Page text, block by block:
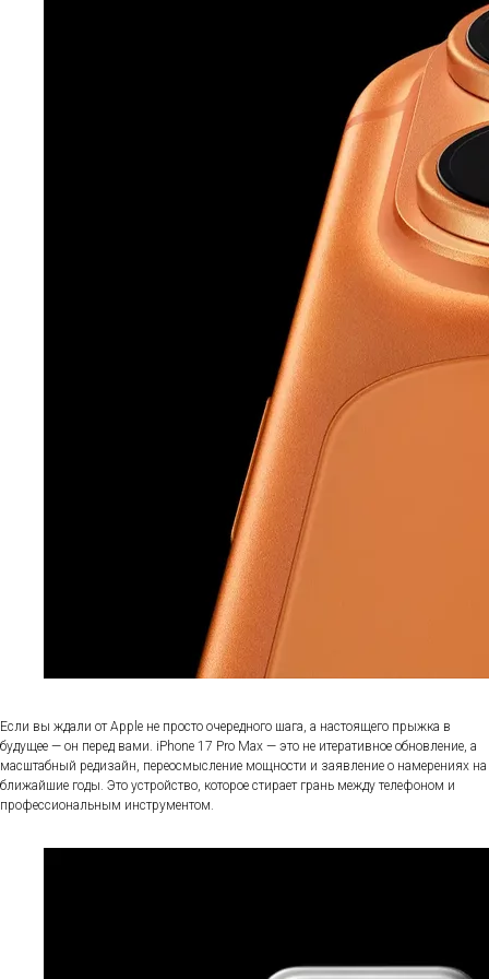
Если вы ждали от Apple не просто очередного шага, а настоящего прыжка в
будущее — он перед вами. iPhone 17 Pro Max — это не итеративное обновление, а
масштабный редизайн, переосмысление мощности и заявление о намерениях на
ближайшие годы. Это устройство, которое стирает грань между телефоном и
профессиональным инструментом.